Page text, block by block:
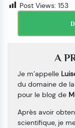
Post Views: 153
A
Je m’appelle
du domaine de
pour le blog de
Après avoir
scientifique, je